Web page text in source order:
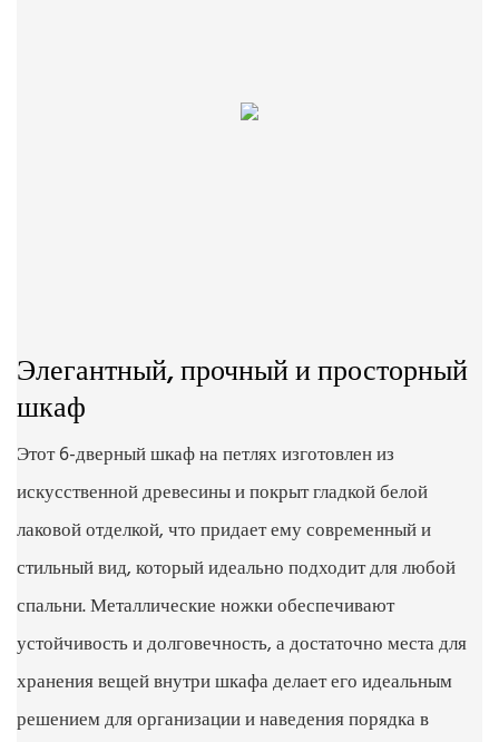
Элегантный, прочный и просторный
шкаф
Этот 6-дверный шкаф на петлях изготовлен из
искусственной древесины и покрыт гладкой белой
лаковой отделкой, что придает ему современный и
стильный вид, который идеально подходит для любой
спальни. Металлические ножки обеспечивают
устойчивость и долговечность, а достаточно места для
хранения вещей внутри шкафа делает его идеальным
решением для организации и наведения порядка в